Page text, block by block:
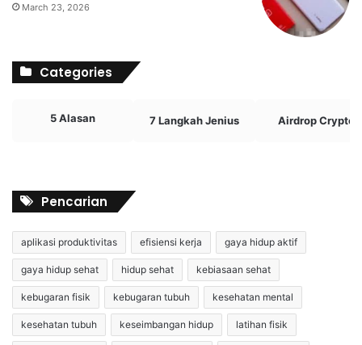
March 23, 2026
Categories
5 Alasan 7 Langkah Jenius Airdrop Crypto
Pencarian
aplikasi produktivitas efisiensi kerja gaya hidup aktif
gaya hidup sehat hidup sehat kebiasaan sehat
kebugaran fisik kebugaran tubuh kesehatan mental
kesehatan tubuh keseimbangan hidup latihan fisik